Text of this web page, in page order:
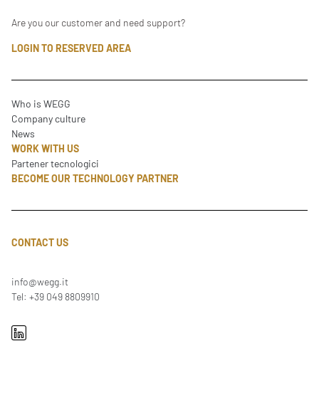
Are you our customer and need support?
LOGIN TO RESERVED AREA
Who is WEGG
Company culture
News
WORK WITH US
Partener tecnologici
BECOME OUR TECHNOLOGY PARTNER
CONTACT US
info@wegg.it
Tel: +39 049 8809910